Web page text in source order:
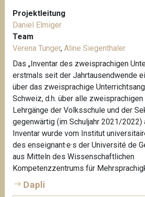
a
v
i
g
t
i
n
Projektleitung
Daniel Elmiger
Team
Verena Tunger, Aline Siegenthaler
Das „Inventar des zweisprachigen
erstmals seit der Jahrtausendwende
über das zweisprachige
Schweiz, d.h. über alle
Lehrgänge der Volksschule und der
gegenwärtig (im Schuljahr 2021/2022)
Inventar wurde vom Institut
des enseignant·e·s der Université de
aus Mitteln des Wissenschaftlichen
Kompetenzzentrums für
Dapli